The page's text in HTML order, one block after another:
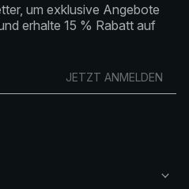
um exklusive Angebote
erhalte 15 % Rabatt auf
JETZT ANMELDEN